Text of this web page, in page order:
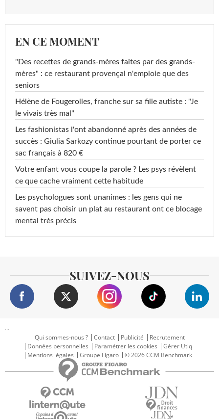
EN CE MOMENT
"Des recettes de grands-mères faites par des grands-
mères" : ce restaurant provençal n'emploie que des
seniors
Hélène de Fougerolles, franche sur sa fille autiste : "Je
le vivais très mal"
Les fashionistas l'ont abandonné après des années de
succès : Giulia Sarkozy continue pourtant de porter ce
sac français à 820 €
Votre enfant vous coupe la parole ? Les psys révèlent
ce que cache vraiment cette habitude
Les psychologues sont unanimes : les gens qui ne
savent pas choisir un plat au restaurant ont ce blocage
mental très précis
SUIVEZ-NOUS
...
Qui sommes-nous ?
Contact Publicité
Recrutement
Données personnelles
Paramétrer les cookies
Gérer Utiq
Mentions légales
Groupe Figaro © 2026 CCM Benchmark